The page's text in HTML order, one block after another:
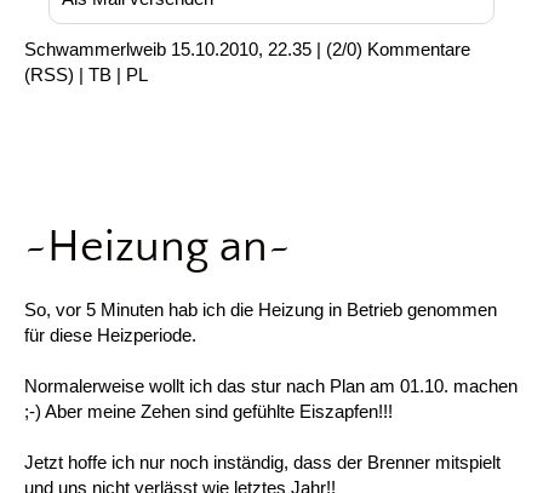
Schwammerlweib 15.10.2010, 22.35 | (2/0) Kommentare
(RSS) | TB | PL
~Heizung an~
So, vor 5 Minuten hab ich die Heizung in Betrieb genommen
für diese Heizperiode.
Normalerweise wollt ich das stur nach Plan am 01.10. machen
;-) Aber meine Zehen sind gefühlte Eiszapfen!!!
Jetzt hoffe ich nur noch inständig, dass der Brenner mitspielt
und uns nicht verlässt wie letztes Jahr!!